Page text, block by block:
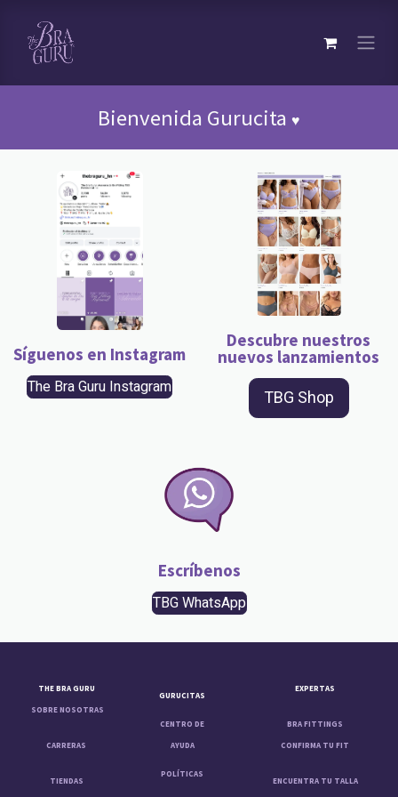
Bienvenida Gurucita ♥︎
Síguenos en Instagram
The Bra Guru Instagram
Descubre nuestros
nuevos lanzamientos
TBG Shop
Escríbenos
TBG WhatsApp
THE BRA GURU
SOBRE NOSOTRAS
CARRERAS
TIENDAS
GURUCITAS
CENTRO DE
AYUDA
POLÍTICAS
EXPERTAS
BRA FITTINGS
CONFIRMA TU FIT
ENCUENTRA TU TALLA